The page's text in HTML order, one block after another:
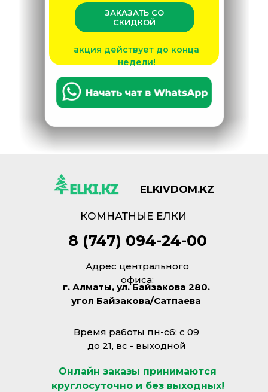
ЗАКАЗАТЬ СО
СКИДКОЙ
акция действует до конца
недели!
ELKIVDOM.KZ
КОМНАТНЫЕ ЕЛКИ
8 (747) 094-24-00
Адрес центрального
офиса:
г. Алматы, ул. Байзакова 280.
угол Байзакова/Сатпаева
Время работы пн-сб: с 09
до 21, вс - выходной
Онлайн заказы принимаются
круглосуточно и без выходных!